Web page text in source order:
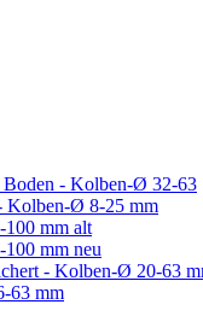
Boden - Kolben-Ø 32-63
Kolben-Ø 8-25 mm
mm alt
mm neu
- Kolben-Ø 20-63
63 mm